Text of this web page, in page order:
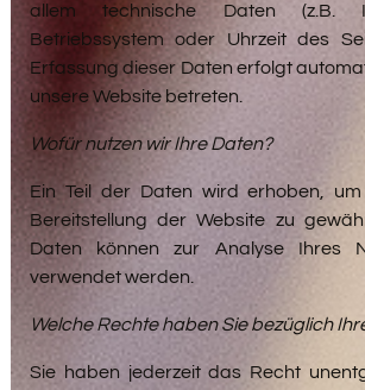
allem technische Daten (z.B.
Betriebssystem oder Uhrzeit des
Erfassung dieser Daten erfolgt
unsere Website betreten.
Wofür nutzen wir Ihre Daten?
Ein Teil der Daten wird erhoben,
Bereitstellung der Website zu
Daten können zur Analyse Ihres
verwendet werden.
Welche Rechte haben Sie bezüglich
Sie haben jederzeit das Recht